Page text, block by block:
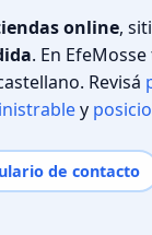
online,
. En
Revisá
y
de contacto